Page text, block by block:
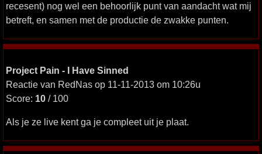
recesent) nog wel een behoorlijk punt van aandacht wat mij
betreft, en samen met de productie de zwakke punten.
Project Pain - I Have Sinned
Reactie van RedNas op 11-11-2013 om 10:26u
Score: 10 / 100
Als je ze live kent ga je compleet uit je plaat.